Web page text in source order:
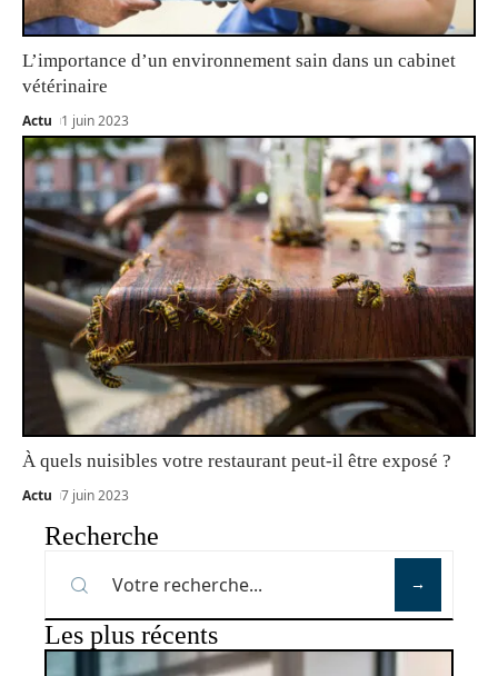
L’importance d’un environnement sain dans un cabinet
vétérinaire
Actu 1 juin 2023
À quels nuisibles votre restaurant peut-il être exposé ?
Actu 7 juin 2023
Recherche
Les plus récents